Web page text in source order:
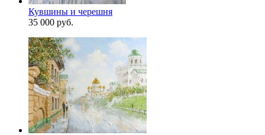
Кувшины и черешня
35 000 руб.